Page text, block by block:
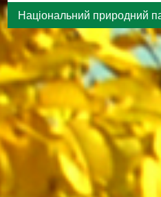
Національний природний